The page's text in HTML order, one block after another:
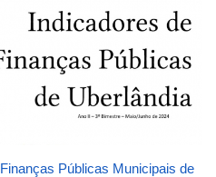
Finanças Públicas Municipais de